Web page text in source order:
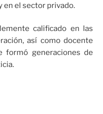
en el sector privado.
calificado en las
así como docente
formó generaciones de